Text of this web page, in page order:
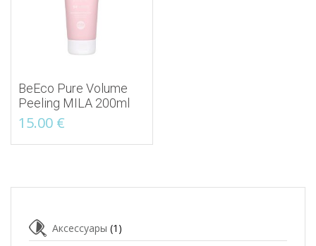
BeEco Pure Volume
Peeling MILA 200ml
15.00 €
Аксессуары (1)